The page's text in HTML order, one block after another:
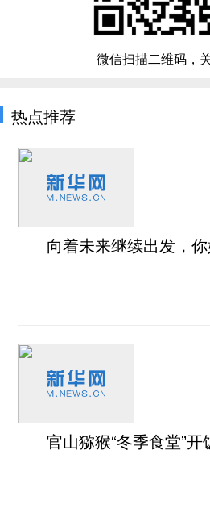
微信扫描二维码，
热点推荐
向着未来继续出发，你
官山猕猴“冬季食堂”开